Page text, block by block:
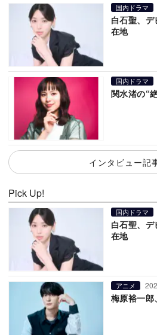
国内ドラマ
白石聖、
在地
国内ドラマ
関水渚の“
インタビュー記
Pick Up!
国内ドラマ
白石聖、
在地
アニメ
梅原裕一郎